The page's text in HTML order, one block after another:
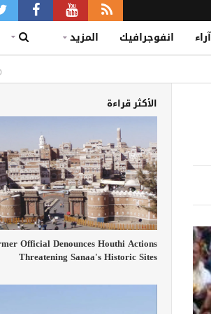
آراء انفوجرافيك المزيد
الأكثر قراءة
Official Denounces Houthi Actions
Threatening Sanaa's Historic Sites